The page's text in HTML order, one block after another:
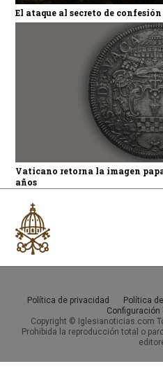
El ataque al secreto de
Vaticano retorna la imagen
años
Política de privacidad Política
Configuración
Copyright © Iglesianoticias.com
Prohibida la reproducción total o